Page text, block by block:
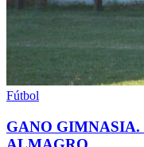
Fútbol
GANO